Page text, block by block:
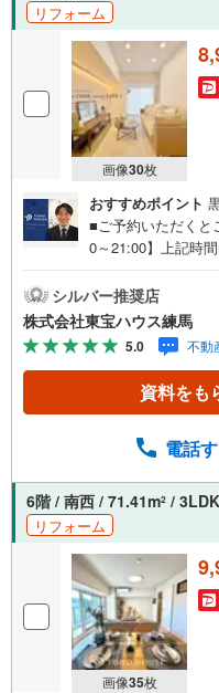
リフォーム
画像30枚
おすすめポイント
■ご予約いただくと
0～21:00】上記時
にお電話ください
学希望のお客様:右
クして下さい。資
う」をクリックし
ト】（1）不動産
ションのご相談・
生活」を「未来カ
ポート」・漠然と
的な生命保険の見
グなどご提案させ
え・最寄駅等でお
談くださいませ。■
シルバー推奨店
株式会社東宝ハウス練馬
5.0 不動
資料をも
電話
6階 / 南西 / 71.41m2 / 3LDK
リフォーム
画像35枚